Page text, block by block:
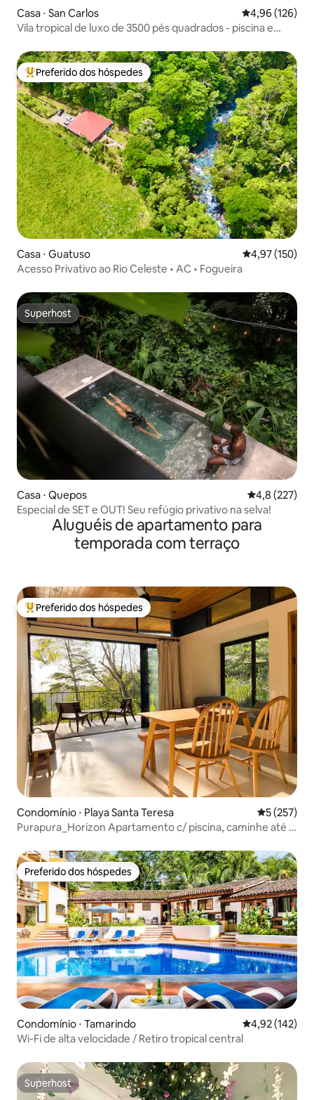
Casa ⋅ San Carlos 4,96 de uma
4,96 (126)
Vila tropical de luxo de 3500 pés quadrados - piscina e
Entre os melhores preferidos dos hóspedes
Preferido dos hóspedes
Casa ⋅ Guatuso 4,97 de uma
4,97 (150)
Acesso Privativo ao Rio Celeste • AC • Fogueira
Superhost
Superhost
Casa ⋅ Quepos 4,8 de uma
4,8 (227)
Especial de SET e OUT! Seu refúgio privativo na selva!
Aluguéis de apartamento para
temporada com terraço
Entre os melhores preferidos dos hóspedes
Preferido dos hóspedes
Condomínio ⋅ Playa Santa Teresa 5 de uma
5 (257)
Purapura_Horizon Apartamento c/ piscina, caminhe até a
Preferido dos hóspedes
Preferido dos hóspedes
Condomínio ⋅ Tamarindo 4,92 de uma
4,92 (142)
Wi-Fi de alta velocidade / Retiro tropical central
Superhost
Superhost